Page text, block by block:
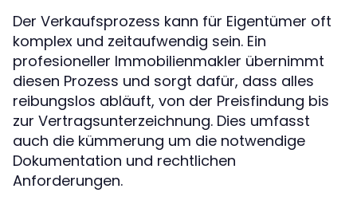
Der Verkaufsprozess kann für Eigentümer oft
komplex und zeitaufwendig sein. Ein
profesioneller Immobilienmakler übernimmt
diesen Prozess und sorgt dafür, dass alles
reibungslos abläuft, von der Preisfindung bis
zur Vertragsunterzeichnung. Dies umfasst
auch die kümmerung um die notwendige
Dokumentation und rechtlichen
Anforderungen.